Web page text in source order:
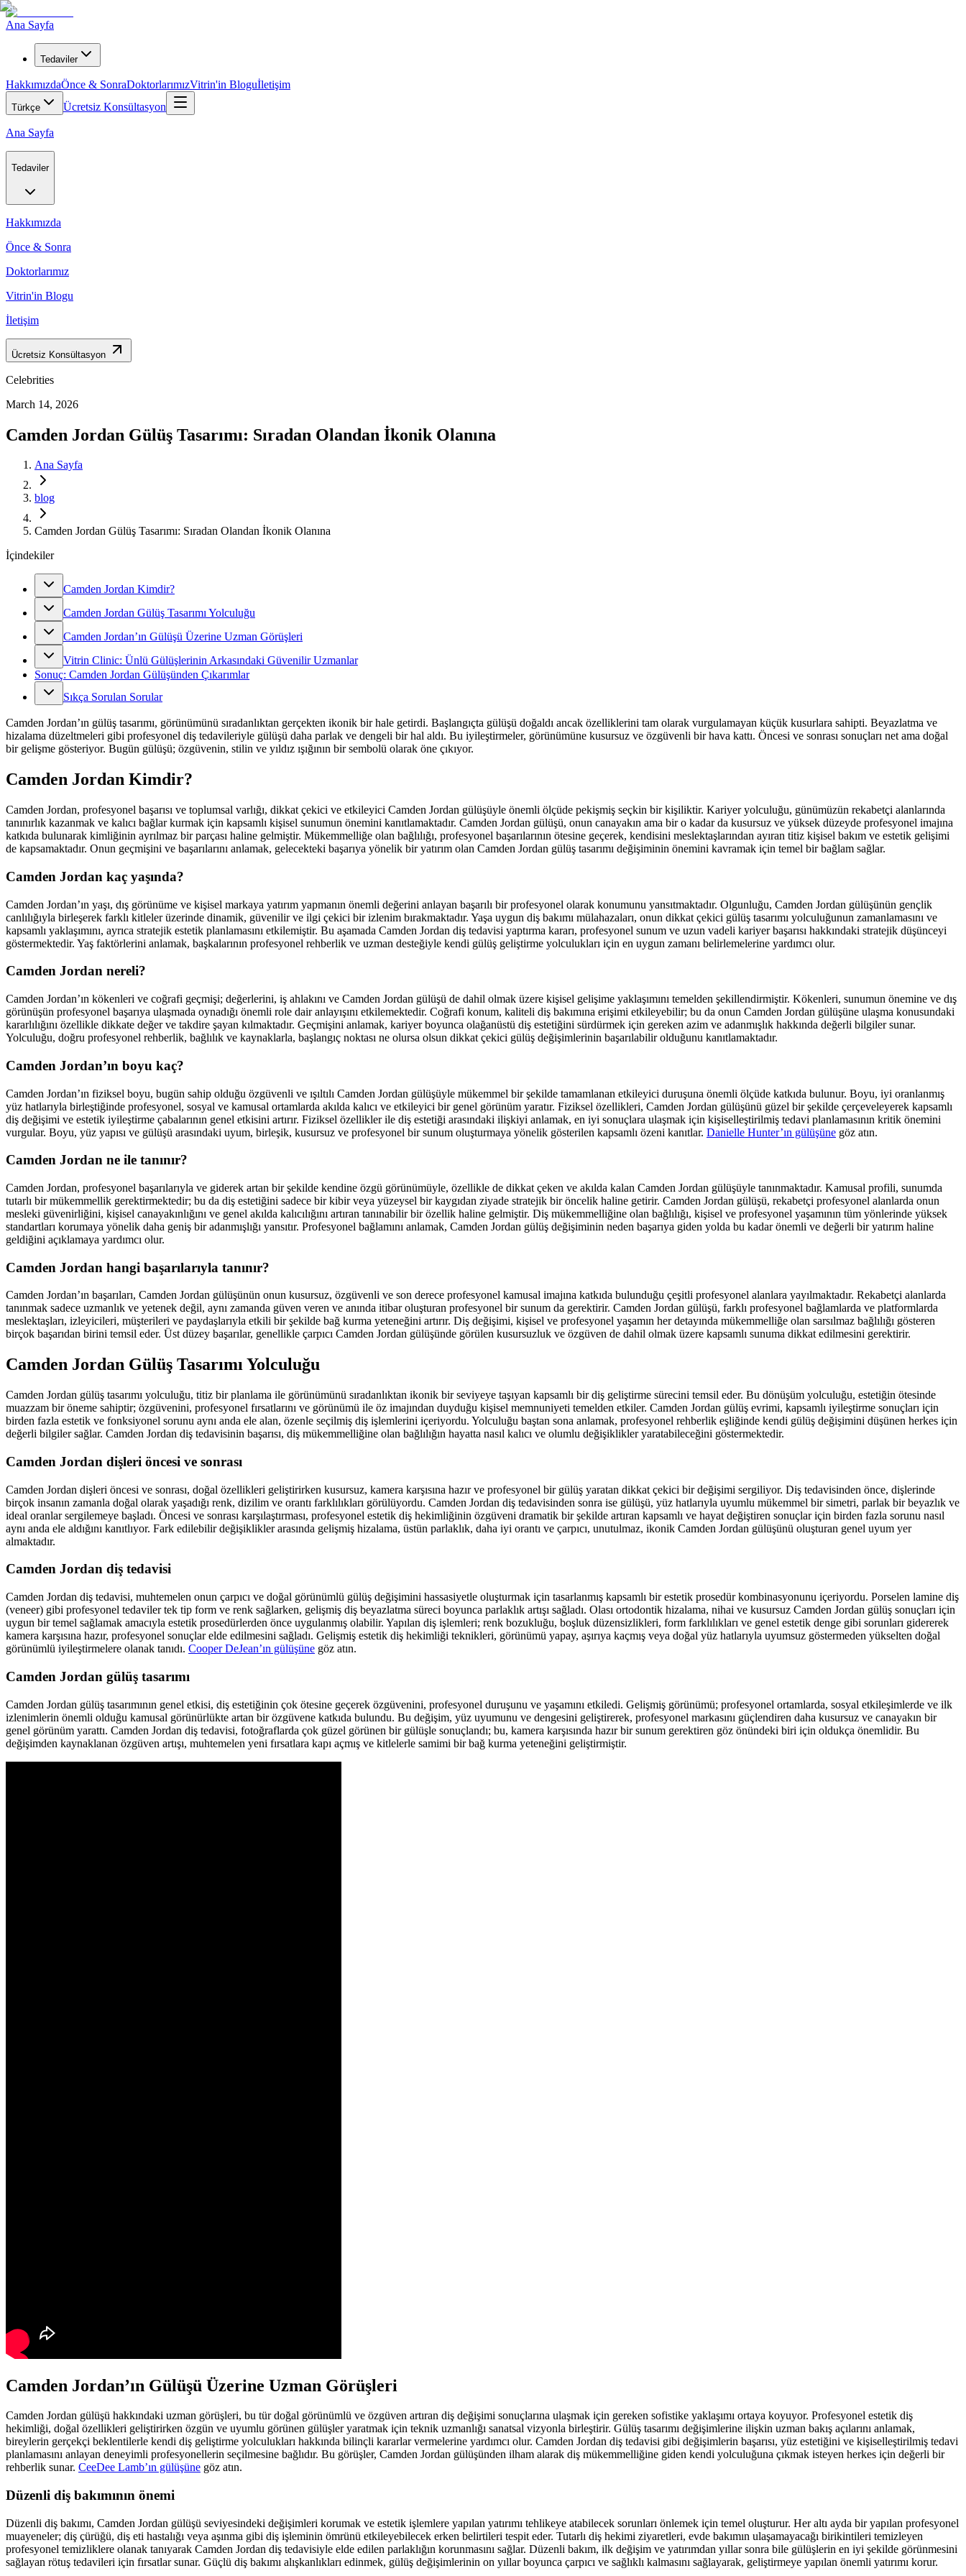
Ana Sayfa
Tedaviler
HakkımızdaÖnce & SonraDoktorlarımızVitrin'in Bloguİletişim
Türkçe Ücretsiz Konsültasyon
Ana Sayfa
Tedaviler
Hakkımızda
Önce & Sonra
Doktorlarımız
Vitrin'in Blogu
İletişim
Ücretsiz Konsültasyon
Celebrities
March 14, 2026
Camden Jordan Gülüş Tasarımı: Sıradan Olandan İkonik Olanına
Ana Sayfa
blog
Camden Jordan Gülüş Tasarımı: Sıradan Olandan İkonik Olanına
İçindekiler
Camden Jordan Kimdir?
Camden Jordan Gülüş Tasarımı Yolculuğu
Camden Jordan’ın Gülüşü Üzerine Uzman Görüşleri
Vitrin Clinic: Ünlü Gülüşlerinin Arkasındaki Güvenilir Uzmanlar
Sonuç: Camden Jordan Gülüşünden Çıkarımlar
Sıkça Sorulan Sorular
Camden Jordan’ın gülüş tasarımı, görünümünü sıradanlıktan gerçekten ikonik bir hale getirdi. Başlangıçta gülüşü doğaldı ancak özelliklerini tam olarak vurgulamayan küçük kusurlara sahipti. Beyazlatma ve
hizalama düzeltmeleri gibi profesyonel diş tedavileriyle gülüşü daha parlak ve dengeli bir hal aldı. Bu iyileştirmeler, görünümüne kusursuz ve özgüvenli bir hava kattı. Öncesi ve sonrası sonuçları net ama doğal
bir gelişme gösteriyor. Bugün gülüşü; özgüvenin, stilin ve yıldız ışığının bir sembolü olarak öne çıkıyor.
Camden Jordan Kimdir?
Camden Jordan, profesyonel başarısı ve toplumsal varlığı, dikkat çekici ve etkileyici Camden Jordan gülüşüyle önemli ölçüde pekişmiş seçkin bir kişiliktir. Kariyer yolculuğu, günümüzün rekabetçi alanlarında
tanınırlık kazanmak ve kalıcı bağlar kurmak için kapsamlı kişisel sunumun önemini kanıtlamaktadır. Camden Jordan gülüşü, onun canayakın ama bir o kadar da kusursuz ve yüksek düzeyde profesyonel imajına
katkıda bulunarak kimliğinin ayrılmaz bir parçası haline gelmiştir. Mükemmelliğe olan bağlılığı, profesyonel başarılarının ötesine geçerek, kendisini meslektaşlarından ayıran titiz kişisel bakım ve estetik gelişimi
de kapsamaktadır. Onun geçmişini ve başarılarını anlamak, gelecekteki başarıya yönelik bir yatırım olan Camden Jordan gülüş tasarımı değişiminin önemini kavramak için temel bir bağlam sağlar.
Camden Jordan kaç yaşında?
Camden Jordan’ın yaşı, dış görünüme ve kişisel markaya yatırım yapmanın önemli değerini anlayan başarılı bir profesyonel olarak konumunu yansıtmaktadır. Olgunluğu, Camden Jordan gülüşünün gençlik
canlılığıyla birleşerek farklı kitleler üzerinde dinamik, güvenilir ve ilgi çekici bir izlenim bırakmaktadır. Yaşa uygun diş bakımı mülahazaları, onun dikkat çekici gülüş tasarımı yolculuğunun zamanlamasını ve
kapsamlı yaklaşımını, ayrıca stratejik estetik planlamasını etkilemiştir. Bu aşamada Camden Jordan diş tedavisi yaptırma kararı, profesyonel sunum ve uzun vadeli kariyer başarısı hakkındaki stratejik düşünceyi
göstermektedir. Yaş faktörlerini anlamak, başkalarının profesyonel rehberlik ve uzman desteğiyle kendi gülüş geliştirme yolculukları için en uygun zamanı belirlemelerine yardımcı olur.
Camden Jordan nereli?
Camden Jordan’ın kökenleri ve coğrafi geçmişi; değerlerini, iş ahlakını ve Camden Jordan gülüşü de dahil olmak üzere kişisel gelişime yaklaşımını temelden şekillendirmiştir. Kökenleri, sunumun önemine ve dış
görünüşün profesyonel başarıya ulaşmada oynadığı önemli role dair anlayışını etkilemektedir. Coğrafi konum, kaliteli diş bakımına erişimi etkileyebilir; bu da onun Camden Jordan gülüşüne ulaşma konusundaki
kararlılığını özellikle dikkate değer ve takdire şayan kılmaktadır. Geçmişini anlamak, kariyer boyunca olağanüstü diş estetiğini sürdürmek için gereken azim ve adanmışlık hakkında değerli bilgiler sunar.
Yolculuğu, doğru profesyonel rehberlik, bağlılık ve kaynaklarla, başlangıç noktası ne olursa olsun dikkat çekici gülüş değişimlerinin başarılabilir olduğunu kanıtlamaktadır.
Camden Jordan’ın boyu kaç?
Camden Jordan’ın fiziksel boyu, bugün sahip olduğu özgüvenli ve ışıltılı Camden Jordan gülüşüyle mükemmel bir şekilde tamamlanan etkileyici duruşuna önemli ölçüde katkıda bulunur. Boyu, iyi oranlanmış
yüz hatlarıyla birleştiğinde profesyonel, sosyal ve kamusal ortamlarda akılda kalıcı ve etkileyici bir genel görünüm yaratır. Fiziksel özellikleri, Camden Jordan gülüşünü güzel bir şekilde çerçeveleyerek kapsamlı
diş değişimi ve estetik iyileştirme çabalarının genel etkisini artırır. Fiziksel özellikler ile diş estetiği arasındaki ilişkiyi anlamak, en iyi sonuçlara ulaşmak için kişiselleştirilmiş tedavi planlamasının kritik önemini
vurgular. Boyu, yüz yapısı ve gülüşü arasındaki uyum, birleşik, kusursuz ve profesyonel bir sunum oluşturmaya yönelik gösterilen kapsamlı özeni kanıtlar. Danielle Hunter’ın gülüşüne göz atın.
Camden Jordan ne ile tanınır?
Camden Jordan, profesyonel başarılarıyla ve giderek artan bir şekilde kendine özgü görünümüyle, özellikle de dikkat çeken ve akılda kalan Camden Jordan gülüşüyle tanınmaktadır. Kamusal profili, sunumda
tutarlı bir mükemmellik gerektirmektedir; bu da diş estetiğini sadece bir kibir veya yüzeysel bir kaygıdan ziyade stratejik bir öncelik haline getirir. Camden Jordan gülüşü, rekabetçi profesyonel alanlarda onun
mesleki güvenirliğini, kişisel canayakınlığını ve genel akılda kalıcılığını artıran tanınabilir bir özellik haline gelmiştir. Diş mükemmelliğine olan bağlılığı, kişisel ve profesyonel yaşamının tüm yönlerinde yüksek
standartları korumaya yönelik daha geniş bir adanmışlığı yansıtır. Profesyonel bağlamını anlamak, Camden Jordan gülüş değişiminin neden başarıya giden yolda bu kadar önemli ve değerli bir yatırım haline
geldiğini açıklamaya yardımcı olur.
Camden Jordan hangi başarılarıyla tanınır?
Camden Jordan’ın başarıları, Camden Jordan gülüşünün onun kusursuz, özgüvenli ve son derece profesyonel kamusal imajına katkıda bulunduğu çeşitli profesyonel alanlara yayılmaktadır. Rekabetçi alanlarda
tanınmak sadece uzmanlık ve yetenek değil, aynı zamanda güven veren ve anında itibar oluşturan profesyonel bir sunum da gerektirir. Camden Jordan gülüşü, farklı profesyonel bağlamlarda ve platformlarda
meslektaşları, izleyicileri, müşterileri ve paydaşlarıyla etkili bir şekilde bağ kurma yeteneğini artırır. Diş değişimi, kişisel ve profesyonel yaşamın her detayında mükemmelliğe olan sarsılmaz bağlılığı gösteren
birçok başarıdan birini temsil eder. Üst düzey başarılar, genellikle çarpıcı Camden Jordan gülüşünde görülen kusursuzluk ve özgüven de dahil olmak üzere kapsamlı sunuma dikkat edilmesini gerektirir.
Camden Jordan Gülüş Tasarımı Yolculuğu
Camden Jordan gülüş tasarımı yolculuğu, titiz bir planlama ile görünümünü sıradanlıktan ikonik bir seviyeye taşıyan kapsamlı bir diş geliştirme sürecini temsil eder. Bu dönüşüm yolculuğu, estetiğin ötesinde
muazzam bir öneme sahiptir; özgüvenini, profesyonel fırsatlarını ve görünümü ile öz imajından duyduğu kişisel memnuniyeti temelden etkiler. Camden Jordan gülüş evrimi, kapsamlı iyileştirme sonuçları için
birden fazla estetik ve fonksiyonel sorunu aynı anda ele alan, özenle seçilmiş diş işlemlerini içeriyordu. Yolculuğu baştan sona anlamak, profesyonel rehberlik eşliğinde kendi gülüş değişimini düşünen herkes için
değerli bilgiler sağlar. Camden Jordan diş tedavisinin başarısı, diş mükemmelliğine olan bağlılığın hayatta nasıl kalıcı ve olumlu değişiklikler yaratabileceğini göstermektedir.
Camden Jordan dişleri öncesi ve sonrası
Camden Jordan dişleri öncesi ve sonrası, doğal özellikleri geliştirirken kusursuz, kamera karşısına hazır ve profesyonel bir gülüş yaratan dikkat çekici bir değişimi sergiliyor. Diş tedavisinden önce, dişlerinde
birçok insanın zamanla doğal olarak yaşadığı renk, dizilim ve orantı farklılıkları görülüyordu. Camden Jordan diş tedavisinden sonra ise gülüşü, yüz hatlarıyla uyumlu mükemmel bir simetri, parlak bir beyazlık ve
ideal oranlar sergilemeye başladı. Öncesi ve sonrası karşılaştırması, profesyonel estetik diş hekimliğinin özgüveni dramatik bir şekilde artıran kapsamlı ve hayat değiştiren sonuçlar için birden fazla sorunu nasıl
aynı anda ele aldığını kanıtlıyor. Fark edilebilir değişiklikler arasında gelişmiş hizalama, üstün parlaklık, daha iyi orantı ve çarpıcı, unutulmaz, ikonik Camden Jordan gülüşünü oluşturan genel uyum yer
almaktadır.
Camden Jordan diş tedavisi
Camden Jordan diş tedavisi, muhtemelen onun çarpıcı ve doğal görünümlü gülüş değişimini hassasiyetle oluşturmak için tasarlanmış kapsamlı bir estetik prosedür kombinasyonunu içeriyordu. Porselen lamine diş
(veneer) gibi profesyonel tedaviler tek tip form ve renk sağlarken, gelişmiş diş beyazlatma süreci boyunca parlaklık artışı sağladı. Olası ortodontik hizalama, nihai ve kusursuz Camden Jordan gülüş sonuçları için
uygun bir temel sağlamak amacıyla estetik prosedürlerden önce uygulanmış olabilir. Yapılan diş işlemleri; renk bozukluğu, boşluk düzensizlikleri, form farklılıkları ve genel estetik denge gibi sorunları gidererek
kamera karşısına hazır, profesyonel sonuçlar elde edilmesini sağladı. Gelişmiş estetik diş hekimliği teknikleri, görünümü yapay, aşırıya kaçmış veya doğal yüz hatlarıyla uyumsuz göstermeden yükselten doğal
görünümlü iyileştirmelere olanak tanıdı. Cooper DeJean’ın gülüşüne göz atın.
Camden Jordan gülüş tasarımı
Camden Jordan gülüş tasarımının genel etkisi, diş estetiğinin çok ötesine geçerek özgüvenini, profesyonel duruşunu ve yaşamını etkiledi. Gelişmiş görünümü; profesyonel ortamlarda, sosyal etkileşimlerde ve ilk
izlenimlerin önemli olduğu kamusal görünürlükte artan bir özgüvene katkıda bulundu. Bu değişim, yüz uyumunu ve dengesini geliştirerek, profesyonel markasını güçlendiren daha kusursuz ve canayakın bir
genel görünüm yarattı. Camden Jordan diş tedavisi, fotoğraflarda çok güzel görünen bir gülüşle sonuçlandı; bu, kamera karşısında hazır bir sunum gerektiren göz önündeki biri için oldukça önemlidir. Bu
değişimden kaynaklanan özgüven artışı, muhtemelen yeni fırsatlara kapı açmış ve kitlelerle samimi bir bağ kurma yeteneğini geliştirmiştir.
Camden Jordan’ın Gülüşü Üzerine Uzman Görüşleri
Camden Jordan gülüşü hakkındaki uzman görüşleri, bu tür doğal görünümlü ve özgüven artıran diş değişimi sonuçlarına ulaşmak için gereken sofistike yaklaşımı ortaya koyuyor. Profesyonel estetik diş
hekimliği, doğal özellikleri geliştirirken özgün ve uyumlu görünen gülüşler yaratmak için teknik uzmanlığı sanatsal vizyonla birleştirir. Gülüş tasarımı değişimlerine ilişkin uzman bakış açılarını anlamak,
bireylerin gerçekçi beklentilerle kendi diş geliştirme yolculukları hakkında bilinçli kararlar vermelerine yardımcı olur. Camden Jordan diş tedavisi gibi değişimlerin başarısı, yüz estetiğini ve kişiselleştirilmiş tedavi
planlamasını anlayan deneyimli profesyonellerin seçilmesine bağlıdır. Bu görüşler, Camden Jordan gülüşünden ilham alarak diş mükemmelliğine giden kendi yolculuğuna çıkmak isteyen herkes için değerli bir
rehberlik sunar. CeeDee Lamb’ın gülüşüne göz atın.
Düzenli diş bakımının önemi
Düzenli diş bakımı, Camden Jordan gülüşü seviyesindeki değişimleri korumak ve estetik işlemlere yapılan yatırımı tehlikeye atabilecek sorunları önlemek için temel oluşturur. Her altı ayda bir yapılan profesyonel
muayeneler; diş çürüğü, diş eti hastalığı veya aşınma gibi diş işleminin ömrünü etkileyebilecek erken belirtileri tespit eder. Tutarlı diş hekimi ziyaretleri, evde bakımın ulaşamayacağı birikintileri temizleyen
profesyonel temizliklere olanak tanıyarak Camden Jordan diş tedavisiyle elde edilen parlaklığın korunmasını sağlar. Düzenli bakım, ilk değişim ve yatırımdan yıllar sonra bile gülüşlerin en iyi şekilde görünmesini
sağlayan rötuş tedavileri için fırsatlar sunar. Güçlü diş bakımı alışkanlıkları edinmek, gülüş değişimlerinin on yıllar boyunca çarpıcı ve sağlıklı kalmasını sağlayarak, geliştirmeye yapılan önemli yatırımı korur.